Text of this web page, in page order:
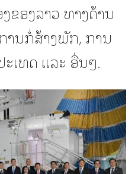
ຂອງລາວ ທາງດ້ານ
ານກໍ່ສ້າງພັກ, ການ
ເທດ ແລະ ອື່ນໆ.